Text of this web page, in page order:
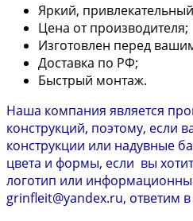
Яркий,
Цена от производителя;
Изготовлен перед
Доставка по РФ;
Быстрый монтаж.
Наша компания является
конструкций, поэтому, если
конструкции или надувные
цвета и формы, если вы
логотип или
grinfleit@yandex.ru, ответим